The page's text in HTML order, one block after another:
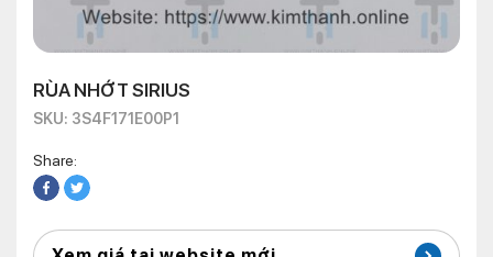
RÙA NHỚT SIRIUS
SKU: 3S4F171E00P1
Share: